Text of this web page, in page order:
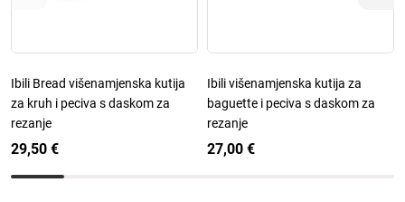
Ibili Bread višenamjenska kutija
za kruh i peciva s daskom za
rezanje
29,50 €
Ibili višenamjenska kutija za
baguette i peciva s daskom za
rezanje
27,00 €